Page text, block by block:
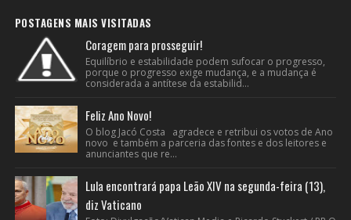
POSTAGENS MAIS VISITADAS
Coragem para prosseguir!
Equilíbrio e estabilidade podem sufocar o progresso,
porque o progresso exige mudança, e a mudança é
considerada a antítese da estabilid...
Feliz Ano Novo!
O blog Jacó Costa agradece e retribui os votos de Ano
novo e também a parceria das fontes e dos leitores e
anunciantes que re...
Lula encontrará papa Leão XIV na segunda-feira (13),
diz Vaticano